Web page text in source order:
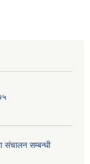
संचालन सम्बन्धी